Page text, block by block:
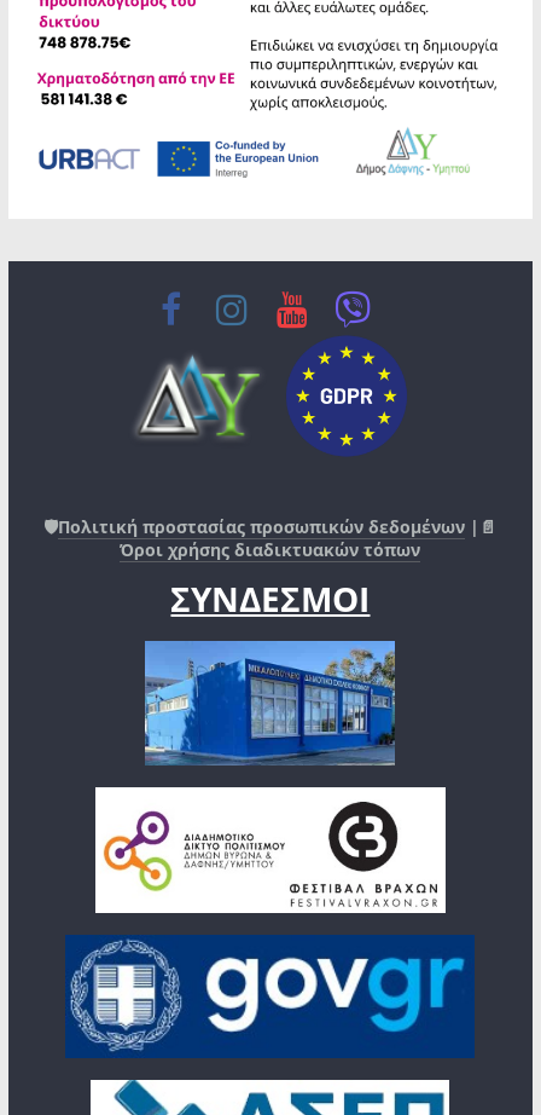
🛡️Πολιτική προστασίας προσωπικών δεδομένων |📄
Όροι χρήσης διαδικτυακών τόπων
ΣΥΝΔΕΣΜΟΙ